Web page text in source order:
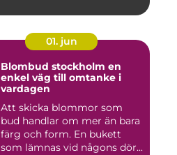
01. jun
Blombud stockholm en
enkel väg till omtanke i
vardagen
Att skicka blommor som
bud handlar om mer än bara
färg och form. En bukett
som lämnas vid någons dör...